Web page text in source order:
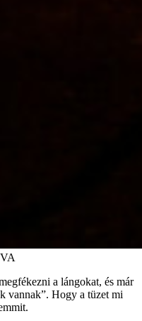
a lángokat, és már
vannak”. Hogy a tüzet mi